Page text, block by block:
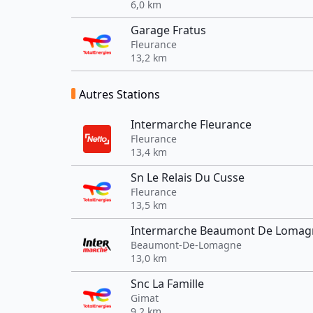
6,0 km
Garage Fratus
Fleurance
13,2 km
Autres Stations
Intermarche Fleurance
Fleurance
13,4 km
Sn Le Relais Du Cusse
Fleurance
13,5 km
Intermarche Beaumont De
Beaumont-De-Lomagne
13,0 km
Snc La Famille
Gimat